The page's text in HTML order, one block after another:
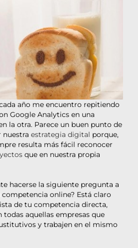
año me encuentro repitiendo
Google Analytics en una
la otra. Parece un buen punto de
nuestra estrategia digital porque,
resulta más fácil reconocer
que en nuestra propia
hacerse la siguiente pregunta a
online? Está claro
de tu competencia directa,
aquellas empresas que
y trabajen en el mismo